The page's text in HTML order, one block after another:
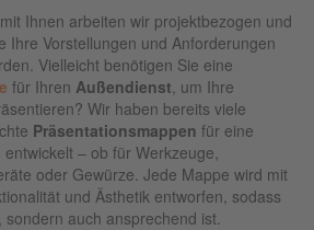
Ihnen arbeiten wir projektbezogen und
Ihre Vorstellungen und Anforderungen
Vielleicht benötigen Sie eine
für Ihren Außendienst, um Ihre
Wir haben bereits viele
Präsentationsmappen für eine
– ob für Werkzeuge,
oder Gewürze. Jede Mappe wird mit
und Ästhetik entworfen, sodass
auch ansprechend ist.